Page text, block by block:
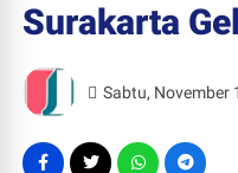
Surakarta
Sabtu, November